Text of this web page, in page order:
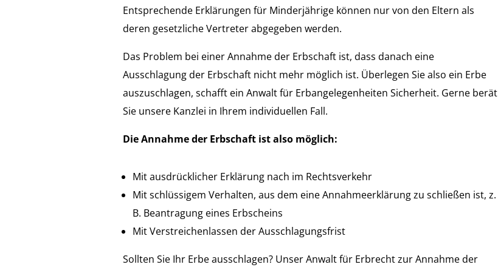
Entsprechende Erklärungen für Minderjährige können nur von den Eltern als
deren gesetzliche Vertreter abgegeben werden.
Das Problem bei einer Annahme der Erbschaft ist, dass danach eine
Ausschlagung der Erbschaft nicht mehr möglich ist. Überlegen Sie also ein Erbe
auszuschlagen, schafft ein Anwalt für Erbangelegenheiten Sicherheit. Gerne berät
Sie unsere Kanzlei in Ihrem individuellen Fall.
Die Annahme der Erbschaft ist also möglich:
Mit ausdrücklicher Erklärung nach im Rechtsverkehr
Mit schlüssigem Verhalten, aus dem eine Annahmeerklärung zu schließen ist, z.
B. Beantragung eines Erbscheins
Mit Verstreichenlassen der Ausschlagungsfrist
Sollten Sie Ihr Erbe ausschlagen? Unser Anwalt für Erbrecht zur Annahme der